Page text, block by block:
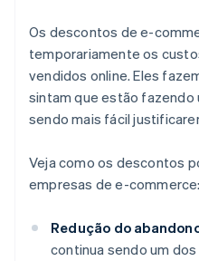
Os descontos de e-
temporariamente os
vendidos online. Eles
sintam que estão fazendo
sendo mais fácil
Veja como os descontos
empresas de e-commerce:
Redução do
continua sendo um